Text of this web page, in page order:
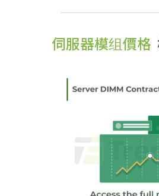
伺服器模组價格